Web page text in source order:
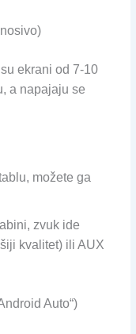
ekrani od 7-10
a napajaju se
možete ga
zvuk ide
kvalitet) ili AUX
Auto“)